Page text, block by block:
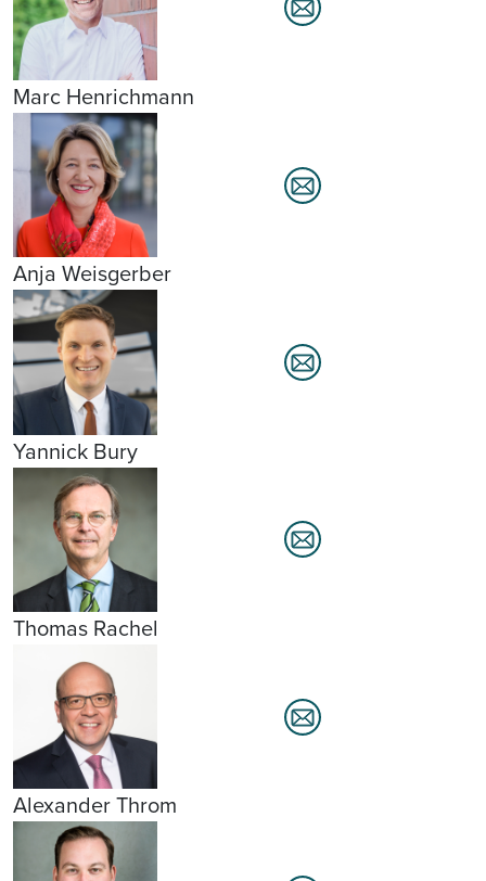
Marc Henrichmann
Anja Weisgerber
Yannick Bury
Thomas Rachel
Alexander Throm